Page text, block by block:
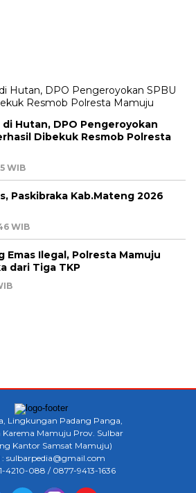
Hutan, DPO Pengeroyokan
Dibekuk Resmob Polresta
WIB
Paskibraka Kab.Mateng 2026
WIB
Emas Ilegal, Polresta Mamuju
dari Tiga TKP
Lingkungan Padang Panga,
Karema Mamuju Prov. Sulbar
Kantor Samsat Mamuju)
: sulbarpedia@gmail.com
4210-088 / 0877-9413-1636